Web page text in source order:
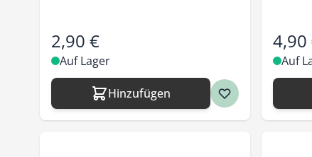
2,90 €
Auf Lager
Hinzufügen
4,90
Auf